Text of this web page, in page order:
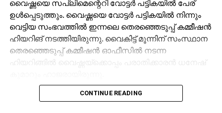
വൈഷ്ണയെ സപ്ലിമെന്റെറി വോട്ടര്‍ പട്ടികയില്‍ പേര്
ഉള്‍പ്പെടുത്തും. വൈഷ്ണയെ വോട്ടര്‍ പട്ടികയില്‍ നിന്നും
വെട്ടിയ സംഭവത്തില്‍ ഇന്നലെ തെരഞ്ഞെടുപ്പ് കമ്മീഷന്‍
ഹിയറിങ് നടത്തിയിരുന്നു. വൈകിട്ട് മൂന്നിന് സംസ്ഥാന
തെരഞ്ഞെടുപ്പ് കമ്മീഷന്‍ ഓഫീസില്‍ നടന്ന
ഹിയറിങ്ങില്‍ വൈഷ്ണയ്‌ക്കൊപ്പം പരാതിക്കാരന്‍ ധനേഷ്
വൈഷ്ണയുടെ ഹരജിയില്‍ ഹൈക്കോടതി നല്‍കിയ
CONTINUE READING